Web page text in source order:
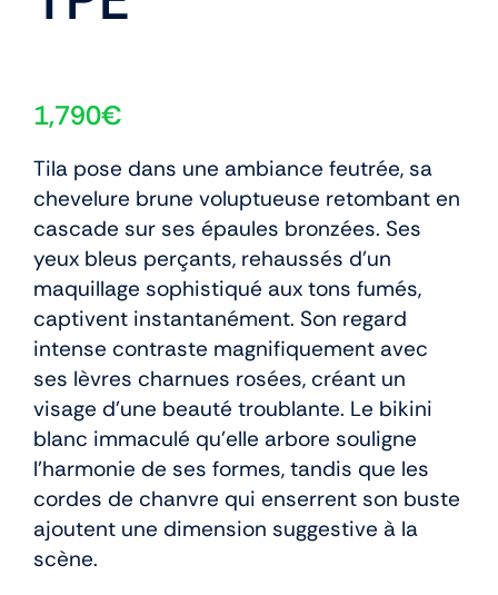
1,790€
Tila pose dans une ambiance feutrée, sa
chevelure brune voluptueuse retombant en
cascade sur ses épaules bronzées. Ses
yeux bleus perçants, rehaussés d’un
maquillage sophistiqué aux tons fumés,
captivent instantanément. Son regard
intense contraste magnifiquement avec
ses lèvres charnues rosées, créant un
visage d’une beauté troublante. Le bikini
blanc immaculé qu’elle arbore souligne
l’harmonie de ses formes, tandis que les
cordes de chanvre qui enserrent son buste
ajoutent une dimension suggestive à la
scène.